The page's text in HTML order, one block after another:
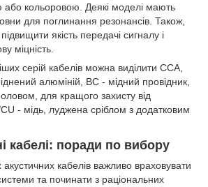
кольоровою. Деякі моделі мають
для поглинання резонансів. Також,
якість передачі сигналу і
міцність.
серій кабелів можна виділити ССА,
алюміній, ВС - мідний провідник,
для кращого захисту від
- мідь, луджена сріблом з додатковим
кабелі: поради по вибору
акустичних кабелів важливо враховувати
та починати з раціональних